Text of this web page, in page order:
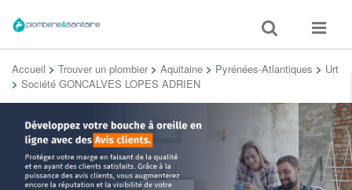
Toggle
search
Toggle
Accueil > Trouver un plombier > Aquitaine > Pyrénées-Atlantiques > Urt
> Société GONCALVES LOPES ADRIEN